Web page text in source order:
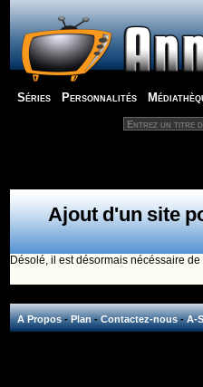
Séries Personnalités
Ajout d'un site
Désolé, il est désormais nécéssaire
A Propos-Plan-Contactez-nous-A-